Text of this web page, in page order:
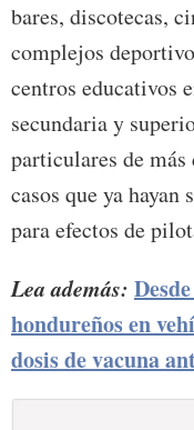
bares, discotecas,
complejos
centros educativos
secundaria y
particulares de más
casos que ya
para efectos de
Lea además:
hondureños en
dosis de vacuna